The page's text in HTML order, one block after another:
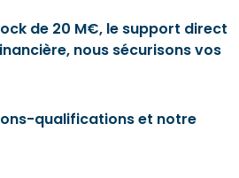
de 20 M€, le support direct
nous sécurisons vos
qualifications et notre